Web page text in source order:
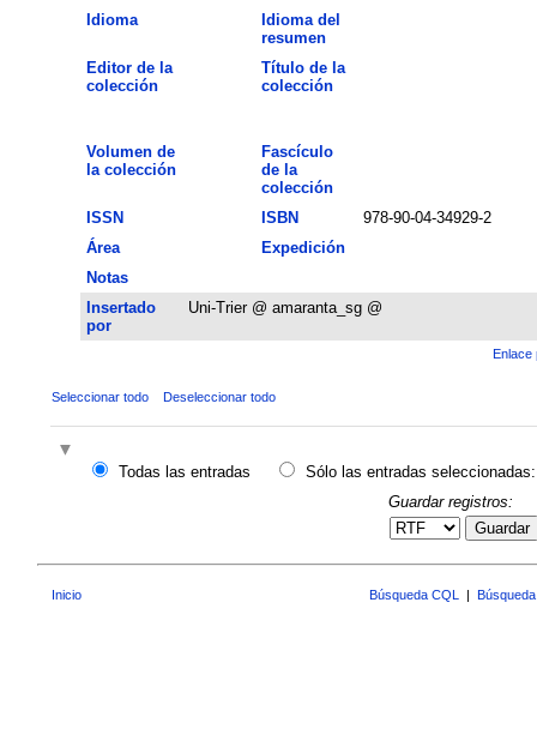
Idioma
Idioma del
resumen
Editor de la
colección
Título de la
colección
Volumen de
la colección
Fascículo
de la
colección
ISSN
ISBN
978-90-04-34929-2
Área
Expedición
Notas
Insertado
por
Uni-Trier @ amaranta_sg @
Enlace
Seleccionar todo Deseleccionar todo
Todas las entradas
Sólo las entradas seleccionadas:
Guardar registros:
Guardar
Inicio Búsqueda CQL